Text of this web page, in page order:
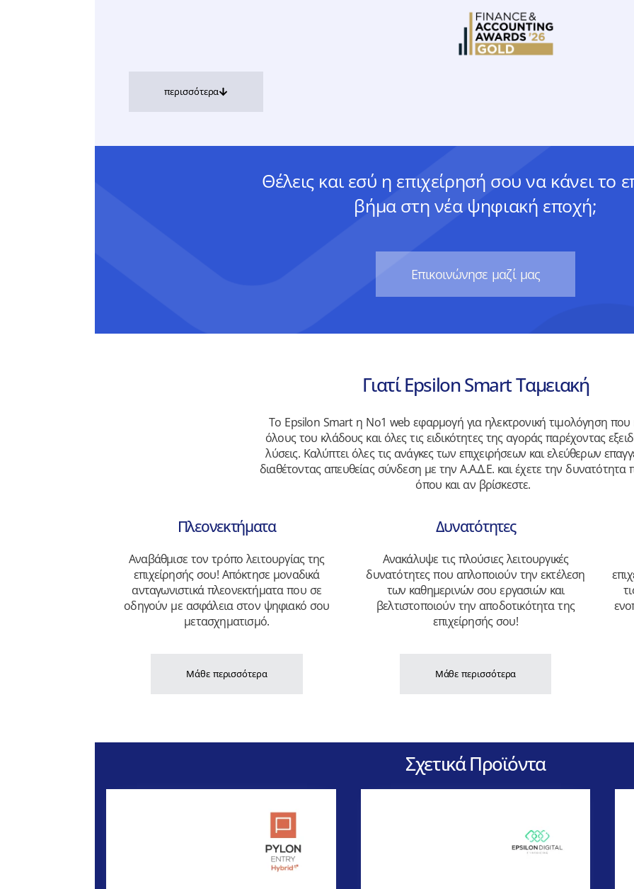
περισσότερα
Θέλεις και εσύ η επιχείρησή σου να κάνει το
βήμα στη νέα ψηφιακή εποχή;
Eπικοινώνησε μαζί μας
Γιατί Epsilon Smart Ταμειακή
Το Epsilon Smart η Νο1 web εφαρμογή για ηλεκτρονική τιμολόγηση που
όλους του κλάδους και όλες τις ειδικότητες της αγοράς παρέχοντας
λύσεις. Καλύπτει όλες τις ανάγκες των επιχειρήσεων και ελεύθερων
διαθέτοντας απευθείας σύνδεση με την Α.Α.Δ.Ε. και έχετε την
όπου και αν βρίσκεστε.
Πλεονεκτήματα
Αναβάθμισε τον τρόπο λειτουργίας της
επιχείρησής σου! Απόκτησε μοναδικά
ανταγωνιστικά πλεονεκτήματα που σε
οδηγούν με ασφάλεια στον ψηφιακό σου
μετασχηματισμό.
Μάθε περισσότερα
Δυνατότητες
Ανακάλυψε τις πλούσιες λειτουργικές
δυνατότητες που απλοποιούν την εκτέλεση
των καθημερινών σου εργασιών και
βελτιστοποιούν την αποδοτικότητα της
επιχείρησής σου!
Μάθε περισσότερα
Σχετικά Προϊόντα